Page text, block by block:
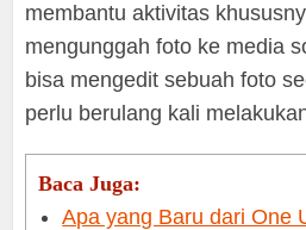
membantu aktivitas
mengunggah foto ke media
bisa mengedit sebuah foto
perlu berulang kali
Baca Juga:
Apa yang Baru dari One